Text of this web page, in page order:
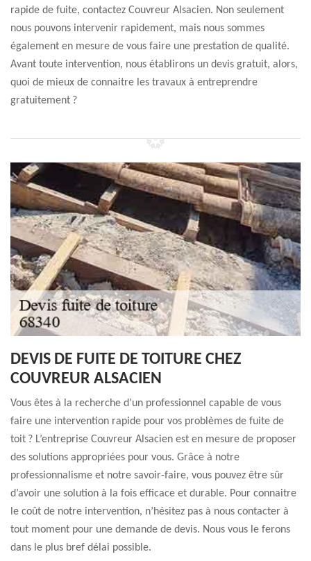
rapide de fuite, contactez Couvreur Alsacien. Non seulement
nous pouvons intervenir rapidement, mais nous sommes
également en mesure de vous faire une prestation de qualité.
Avant toute intervention, nous établirons un devis gratuit, alors,
quoi de mieux de connaitre les travaux à entreprendre
gratuitement ?
DEVIS DE FUITE DE TOITURE CHEZ
COUVREUR ALSACIEN
Vous êtes à la recherche d’un professionnel capable de vous
faire une intervention rapide pour vos problèmes de fuite de
toit ? L’entreprise Couvreur Alsacien est en mesure de proposer
des solutions appropriées pour vous. Grâce à notre
professionnalisme et notre savoir-faire, vous pouvez être sûr
d’avoir une solution à la fois efficace et durable. Pour connaitre
le coût de notre intervention, n’hésitez pas à nous contacter à
tout moment pour une demande de devis. Nous vous le ferons
dans le plus bref délai possible.